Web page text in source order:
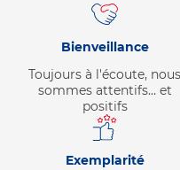
Bienveillance
Toujours à l'écoute, nous
sommes attentifs… et
positifs
Exemplarité